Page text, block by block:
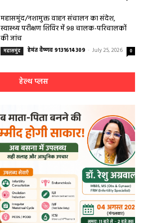
महासमुंद हेमंत वैष्णव 9131614309 - July 28, 2026
महासमुंद/नशामुक्त वाहन संचालन का संदेश,
स्वास्थ्य परीक्षण शिविर में 98 चालक-परिचालकों
महासमुंद हेमंत वैष्णव 9131614309 - July 25, 2026 0